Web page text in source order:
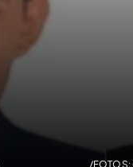
/FOTOS: